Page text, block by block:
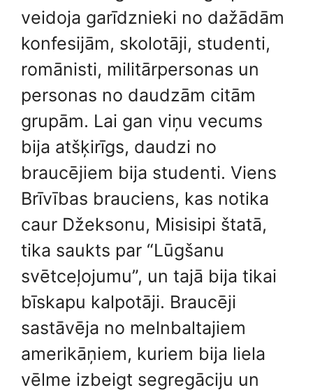
veidoja garīdznieki no dažādām
konfesijām, skolotāji, studenti,
romānisti, militārpersonas un
personas no daudzām citām
grupām. Lai gan viņu vecums
bija atšķirīgs, daudzi no
braucējiem bija studenti. Viens
Brīvības brauciens, kas notika
caur Džeksonu, Misisipi štatā,
tika saukts par “Lūgšanu
svētceļojumu”, un tajā bija tikai
bīskapu kalpotāji. Braucēji
sastāvēja no melnbaltajiem
amerikāņiem, kuriem bija liela
vēlme izbeigt segregāciju un